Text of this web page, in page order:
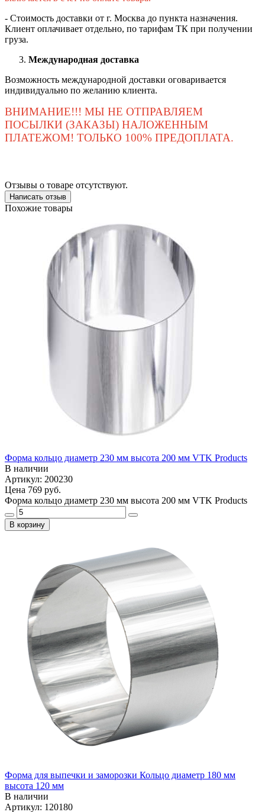
- Стоимость доставки от г. Москва до пункта назначения.
Клиент оплачивает отдельно, по тарифам ТК при получении
груза.
Международная доставка
Возможность международной доставки оговаривается
индивидуально по желанию клиента.
ВНИМАНИЕ!!! МЫ НЕ ОТПРАВЛЯЕМ
ПОСЫЛКИ (ЗАКАЗЫ) НАЛОЖЕННЫМ
ПЛАТЕЖОМ! ТОЛЬКО 100% ПРЕДОПЛАТА.
Отзывы о товаре отсутствуют.
Написать отзыв
Похожие товары
Форма кольцо диаметр 230 мм высота 200 мм VTK Products
В наличии
Артикул: 200230
Цена 769 руб.
Форма кольцо диаметр 230 мм высота 200 мм VTK Products
В корзину
Форма для выпечки и заморозки Кольцо диаметр 180 мм
высота 120 мм
В наличии
Артикул: 120180